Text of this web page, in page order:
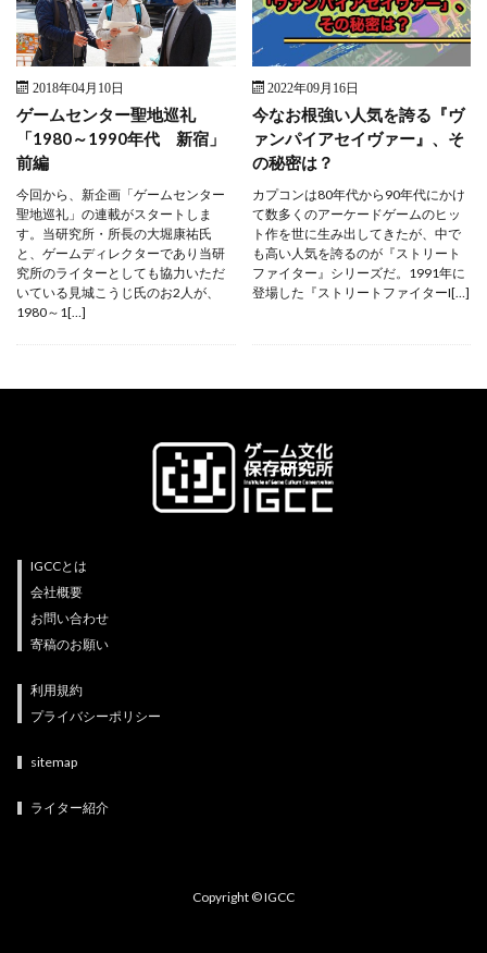
2018年04月10日
ゲームセンター聖地巡礼
「1980～1990年代 新宿」
前編
今回から、新企画「ゲームセンター
聖地巡礼」の連載がスタートしま
す。当研究所・所長の大堀康祐氏
と、ゲームディレクターであり当研
究所のライターとしても協力いただ
いている見城こうじ氏のお2人が、
1980～1[…]
2022年09月16日
今なお根強い人気を誇る『ヴ
ァンパイアセイヴァー』、そ
の秘密は？
カプコンは80年代から90年代にかけ
て数多くのアーケードゲームのヒッ
ト作を世に生み出してきたが、中で
も高い人気を誇るのが『ストリート
ファイター』シリーズだ。1991年に
登場した『ストリートファイターI[…]
IGCCとは
会社概要
お問い合わせ
寄稿のお願い
利用規約
プライバシーポリシー
sitemap
ライター紹介
Copyright © IGCC